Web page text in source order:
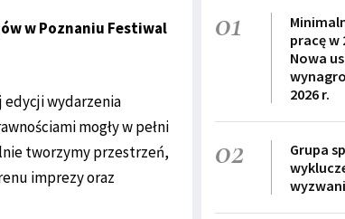
w Poznaniu Festiwal
edycji wydarzenia
mogły w pełni
tworzymy przestrzeń,
imprezy oraz
01
pracę w
Nowa
2026 r.
02
Grupa